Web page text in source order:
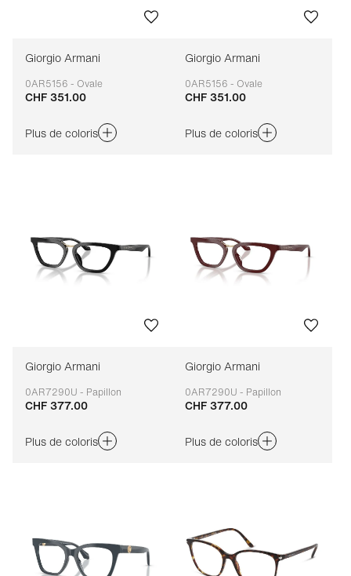
Giorgio Armani
0AR5156 - Ovale
Adaptable
CHF 351.00
Plus de coloris
Giorgio Armani
0AR5156 - Ovale
Adaptable
CHF 351.00
Plus de coloris
Giorgio Armani
0AR7290U - Papillon
Adaptable
CHF 377.00
Plus de coloris
Giorgio Armani
0AR7290U - Papillon
Adaptable
CHF 377.00
Plus de coloris